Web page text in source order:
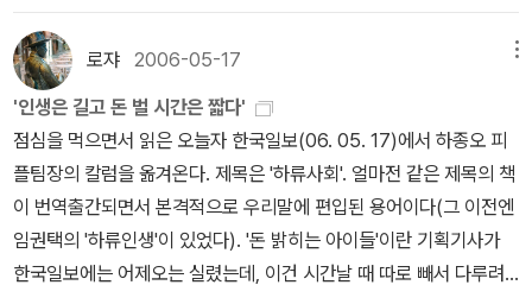
고 치즈를 곁들여 충고를 해준다.
책을 집어서 내 책장에 꽂았었다. 그것이 바로 [한국의 부자들] 그
리고 나서이번에 손에 들고 보았는데 맨 뒷장의 여백을 보니 구입한
날짜와 내 서명이 있었다.오잉? 이게 웬일. 내가 이 책을 샀던가? 그
렇다면 어째서 기억도 없나. 왜 C의 소장책들에끼어 있었나.(긁적)
어쨌거나 모든 책은 다 때가 있다고 생각하면서 사놓고 몇년 후에 읽
는 내 습성을 생각해보면 무리도 아닌가. 서명 날짜를 보아하니 200
3년 7월, 그러니까 나는 5년째가 되어서야 읽게 된 것인데, '언젠가는
내게 필요할 것'이라는 나의 예상은 적중했다. 오랜만에 책을 맛있게
로쟈 2006-05-17
'인생은 길고 돈 벌 시간은 짧다'
점심을 먹으면서 읽은 오늘자 한국일보(06. 05. 17)에서 하종오 피
플팀장의 칼럼을 옮겨온다. 제목은 '하류사회'. 얼마전 같은 제목의 책
이 번역출간되면서 본격적으로 우리말에 편입된 용어이다(그 이전엔
임권택의 '하류인생'이 있었다). '돈 밝히는 아이들'이란 기획기사가
한국일보에는 어제오는 실렸는데, 이건 시간날 때 따로 빼서 다루려